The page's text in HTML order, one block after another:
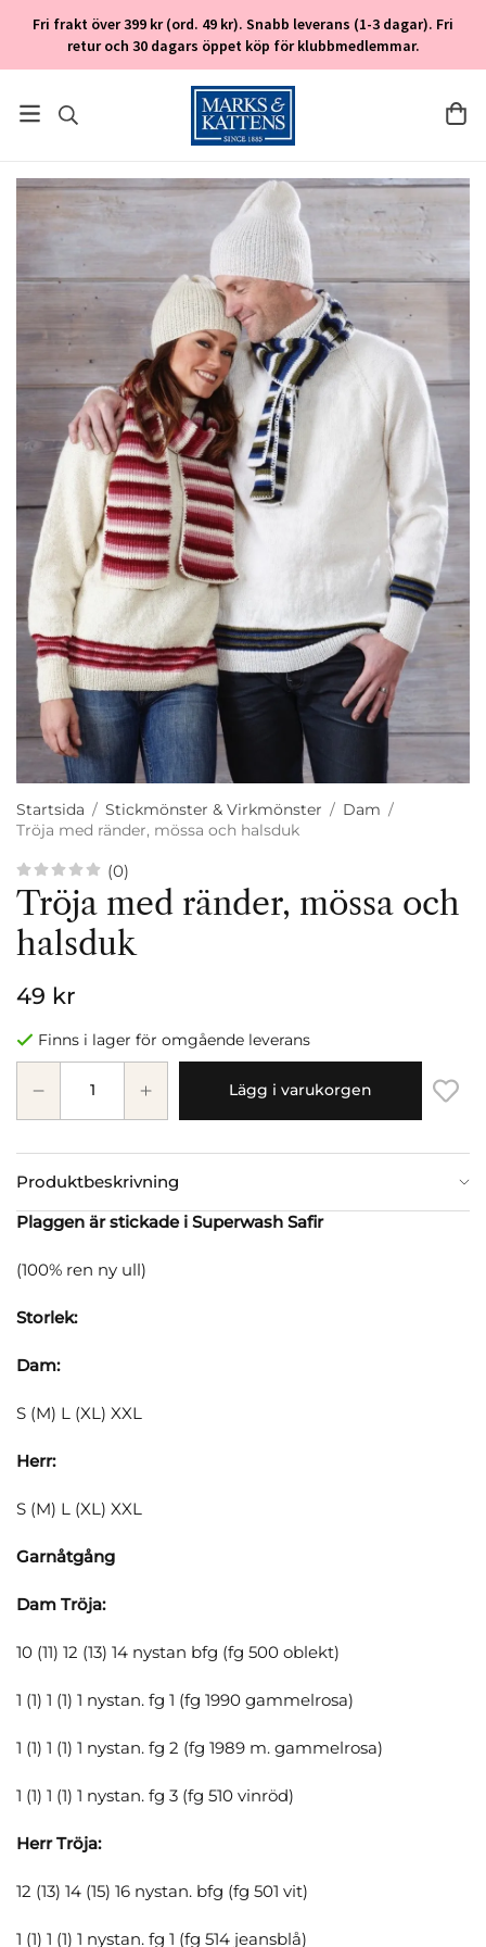
Fri frakt över 399 kr (ord. 49 kr). Snabb leverans (1-3 dagar). Fri
retur och 30 dagars öppet köp för klubbmedlemmar.
Startsida / Stickmönster & Virkmönster / Dam /
Tröja med ränder, mössa och halsduk
(0)
Tröja med ränder, mössa och
halsduk
49 kr
Finns i lager för omgående leverans
Lägg i varukorgen
Produktbeskrivning
Plaggen är stickade i Superwash Safir
(100% ren ny ull)
Storlek:
Dam:
S (M) L (XL) XXL
Herr:
S (M) L (XL) XXL
Garnåtgång
Dam Tröja:
10 (11) 12 (13) 14 nystan bfg (fg 500 oblekt)
1 (1) 1 (1) 1 nystan. fg 1 (fg 1990 gammelrosa)
1 (1) 1 (1) 1 nystan. fg 2 (fg 1989 m. gammelrosa)
1 (1) 1 (1) 1 nystan. fg 3 (fg 510 vinröd)
Herr Tröja:
12 (13) 14 (15) 16 nystan. bfg (fg 501 vit)
1 (1) 1 (1) 1 nystan. fg 1 (fg 514 jeansblå)